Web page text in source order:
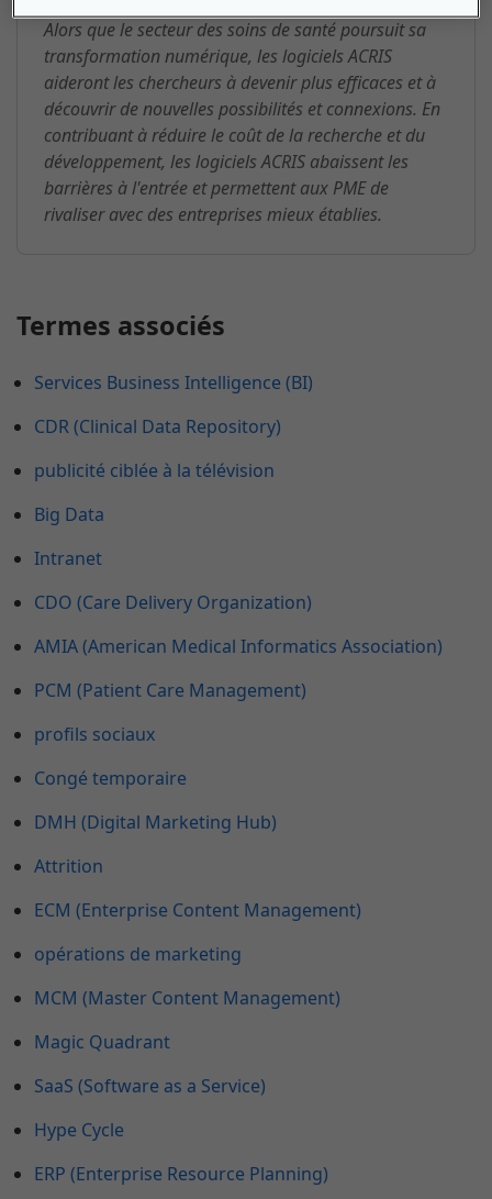
Alors que le secteur des soins de santé poursuit sa
transformation numérique, les logiciels ACRIS
aideront les chercheurs à devenir plus efficaces et à
découvrir de nouvelles possibilités et connexions. En
contribuant à réduire le coût de la recherche et du
développement, les logiciels ACRIS abaissent les
barrières à l'entrée et permettent aux PME de
rivaliser avec des entreprises mieux établies.
Termes associés
Services Business Intelligence (BI)
CDR (Clinical Data Repository)
publicité ciblée à la télévision
Big Data
Intranet
CDO (Care Delivery Organization)
AMIA (American Medical Informatics Association)
PCM (Patient Care Management)
profils sociaux
Congé temporaire
DMH (Digital Marketing Hub)
Attrition
ECM (Enterprise Content Management)
opérations de marketing
MCM (Master Content Management)
Magic Quadrant
SaaS (Software as a Service)
Hype Cycle
ERP (Enterprise Resource Planning)